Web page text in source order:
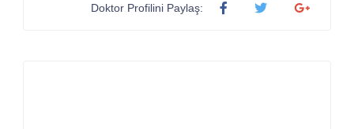
Doktor Profilini Paylaş: